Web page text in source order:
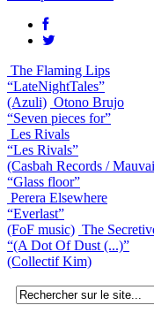
The Flaming Lips
“LateNightTales”
(Azuli) Otono Brujo
“Seven pieces for”
Les Rivals
“Les Rivals”
(Casbah Records /
“Glass floor”
Perera Elsewhere
“Everlast”
(FoF music) The
“(A Dot Of Dust (...)”
(Collectif Kim)